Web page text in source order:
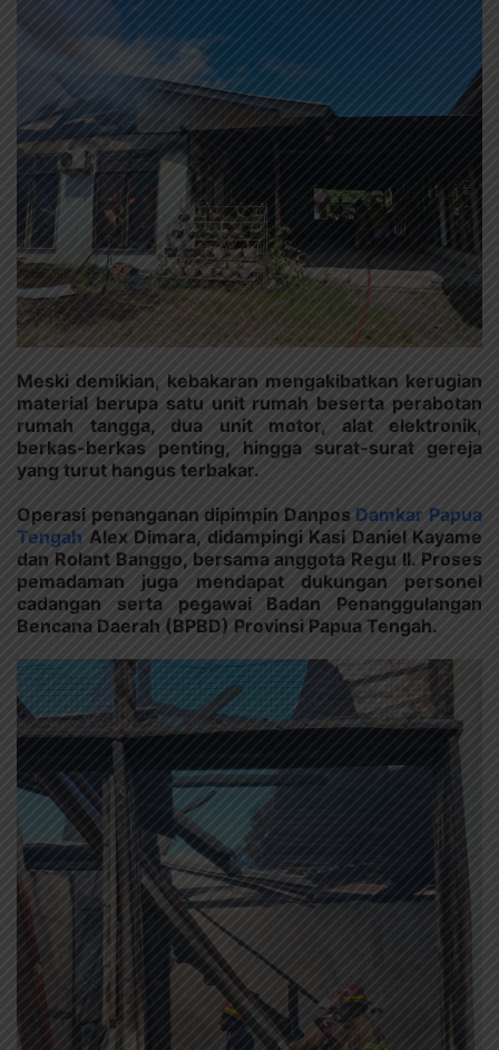
Meski demikian, kebakaran mengakibatkan kerugian
material berupa satu unit rumah beserta perabotan
rumah tangga, dua unit motor, alat elektronik,
berkas-berkas penting, hingga surat-surat gereja
yang turut hangus terbakar.
Operasi penanganan dipimpin Danpos Damkar Papua
Tengah Alex Dimara, didampingi Kasi Daniel Kayame
dan Rolant Banggo, bersama anggota Regu II. Proses
pemadaman juga mendapat dukungan personel
cadangan serta pegawai Badan Penanggulangan
Bencana Daerah (BPBD) Provinsi Papua Tengah.